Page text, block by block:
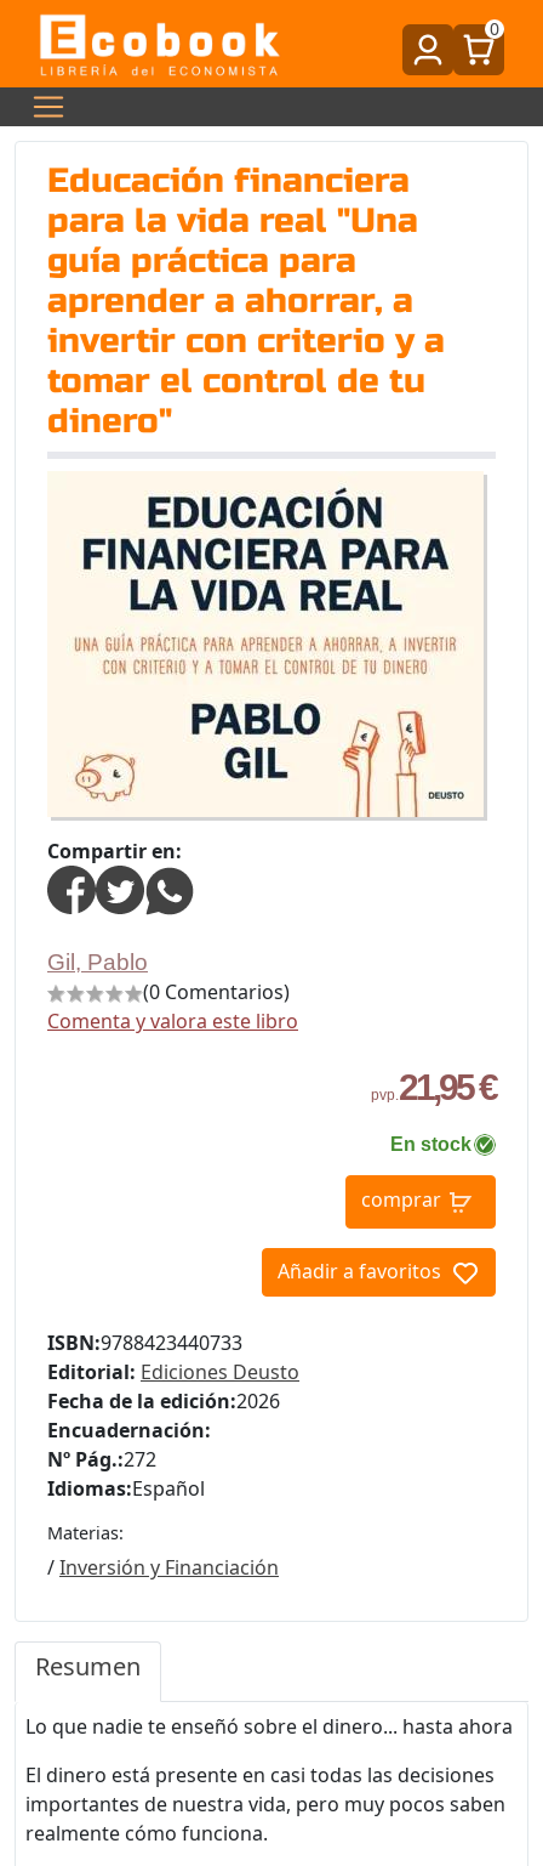
0
Educación financiera
para la vida real "Una
guía práctica para
aprender a ahorrar, a
invertir con criterio y a
tomar el control de tu
dinero"
Compartir en:
Gil, Pablo
(0 Comentarios)
Comenta y valora este libro
pvp.21,95 €
En stock
comprar
Añadir a favoritos
ISBN:9788423440733
Editorial: Ediciones Deusto
Fecha de la edición:2026
Encuadernación:
Nº Pág.:272
Idiomas:Español
Materias:
/Inversión y Financiación
Resumen
Lo que nadie te enseñó sobre el dinero... hasta ahora
El dinero está presente en casi todas las decisiones
importantes de nuestra vida, pero muy pocos saben
realmente cómo funciona.